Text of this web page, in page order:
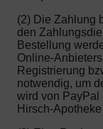
(2) Die Zahlung
den
Bestellung
Online-
Registrierung
notwendig, um
wird von PayPal
Hirsch-